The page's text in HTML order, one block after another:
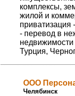
комплексы,
жилой и
приватизация
- перевод в
недвижимости
Турция,
ООО
Челябинск